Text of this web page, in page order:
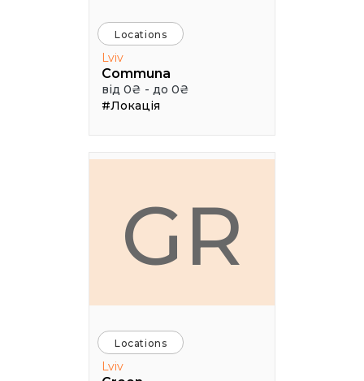
Locations
Lviv
Communa
від 0₴ - до 0₴
#Локація
GR
Locations
Lviv